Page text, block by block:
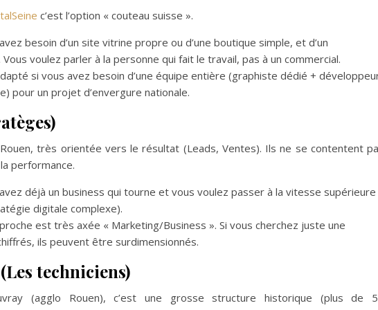
c’est l’option « couteau suisse ».
besoin d’un site vitrine propre ou d’une boutique simple, et d’un
voulez parler à la personne qui fait le travail, pas à un commercial.
si vous avez besoin d’une équipe entière (graphiste dédié +
pour un projet d’envergure nationale.
très orientée vers le résultat (Leads, Ventes). Ils ne se contentent
performance.
déjà un business qui tourne et vous voulez passer à la vitesse supérieure
digitale complexe).
est très axée « Marketing/Business ». Si vous cherchez juste une
ils peuvent être surdimensionnés.
techniciens)
(agglo Rouen), c’est une grosse structure historique (plus de